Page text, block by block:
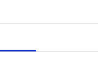
beschermvoetje op het
voor iedere stoel.